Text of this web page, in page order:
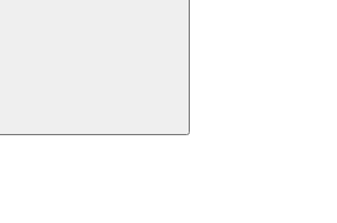
Suchen